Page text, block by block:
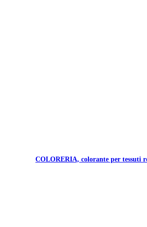
COLORERIA, colorante per tessuti